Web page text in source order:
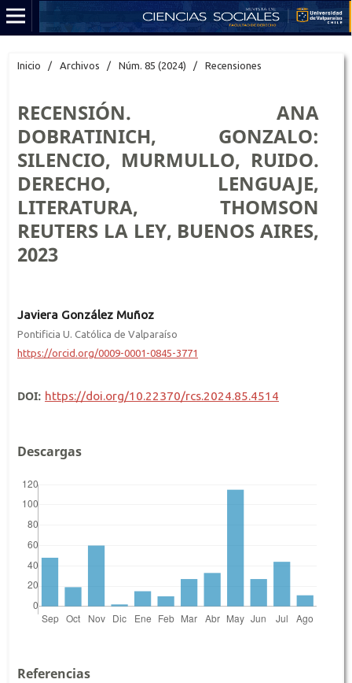
Inicio / Archivos / Núm. 85 (2024) / Recensiones
RECENSIÓN. ANA
DOBRATINICH, GONZALO:
SILENCIO, MURMULLO, RUIDO.
DERECHO, LENGUAJE,
LITERATURA, THOMSON
REUTERS LA LEY, BUENOS AIRES,
2023
Javiera González Muñoz
Pontificia U. Católica de Valparaíso
https://orcid.org/0009-0001-0845-3771
DOI: https://doi.org/10.22370/rcs.2024.85.4514
Descargas
Referencias